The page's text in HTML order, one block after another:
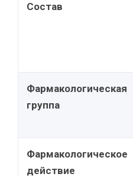
Состав
Фармакологическая
группа
Фармакологическое
действие